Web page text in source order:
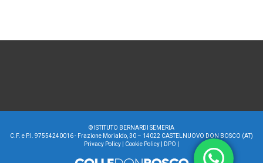
© ISTITUTO BERNARDI SEMERIA
C.F. e P.I. 97554240016 - Frazione Morialdo, 30 – 14022 CASTELNUOVO DON BOSCO (AT)
Privacy Policy
Cookie Policy DPO